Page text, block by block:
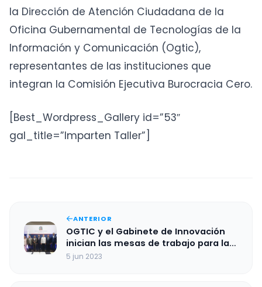
la Dirección de Atención Ciudadana de la
Oficina Gubernamental de Tecnologías de la
Información y Comunicación (Ogtic),
representantes de las instituciones que
integran la Comisión Ejecutiva Burocracia Cero.
[Best_Wordpress_Gallery id=”53″
gal_title=”Imparten Taller”]
ANTERIOR
OGTIC y el Gabinete de Innovación
inician las mesas de trabajo para la
creación de la Estrategia Nacional de
5 jun 2023